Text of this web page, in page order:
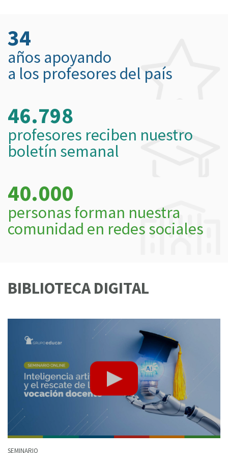
34
años apoyando
a los profesores del país
46.798
profesores reciben nuestro
boletín semanal
40.000
personas forman nuestra
comunidad en redes sociales
BIBLIOTECA DIGITAL
SEMINARIO